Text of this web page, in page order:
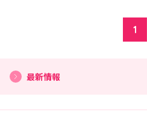
1
最新情報